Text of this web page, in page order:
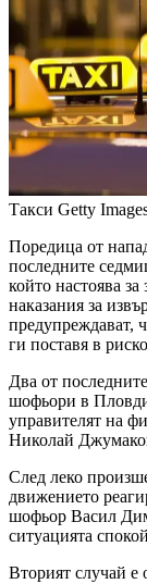
Такси Getty
Поредица от
последните
който настоява
наказания за
предупреждават,
ги поставя в
Два от
шофьори в
управителят на
Николай
След леко
движението
шофьор Васил
ситуацията
Вторият случай